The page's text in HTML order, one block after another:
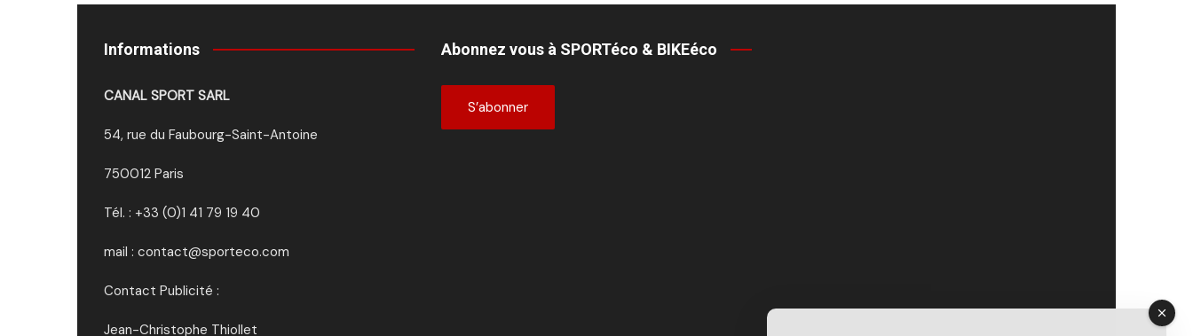
Informations
CANAL SPORT SARL
54, rue du Faubourg-Saint-Antoine
750012 Paris
Tél. : +33 (0)1 41 79 19 40
mail : contact@sporteco.com
Contact Publicité :
Jean-Christophe Thiollet
Abonnez vous à SPORTéco & BIKEéco
S’abonner